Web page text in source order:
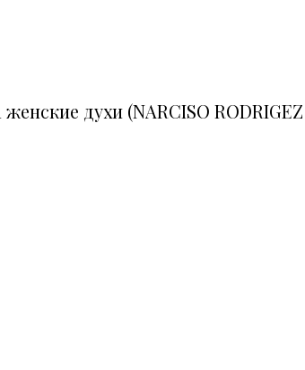
духи (NARCISO RODRIGEZ